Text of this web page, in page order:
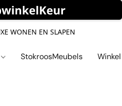
WONEN EN SLAPEN
StokroosMeubels